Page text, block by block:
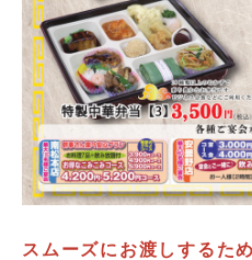
スムーズにお渡しするた